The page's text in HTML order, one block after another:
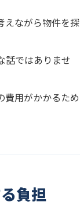
えながら物件を探
話ではありませ
費用がかかるため
負担